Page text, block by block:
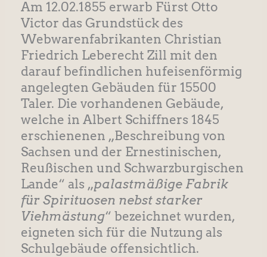
Am 12.02.1855 erwarb Fürst Otto
Victor das Grundstück des
Webwarenfabrikanten Christian
Friedrich Leberecht Zill mit den
darauf befindlichen hufeisenförmig
angelegten Gebäuden für 15500
Taler. Die vorhandenen Gebäude,
welche in Albert Schiffners 1845
erschienenen „Beschreibung von
Sachsen und der Ernestinischen,
Reußischen und Schwarzburgischen
Lande“ als „palastmäßige Fabrik
für Spirituosen nebst starker
Viehmästung“ bezeichnet wurden,
eigneten sich für die Nutzung als
Schulgebäude offensichtlich.